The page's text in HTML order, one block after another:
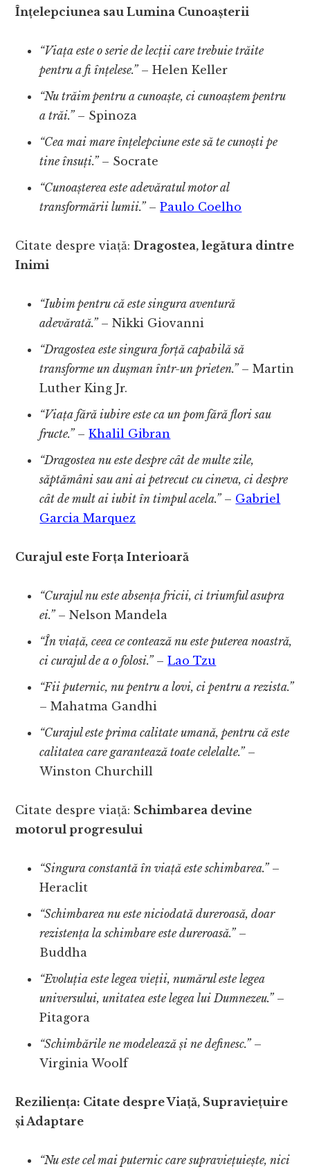
Înțelepciunea sau Lumina Cunoașterii
“Viața este o serie de lecții care trebuie trăite
pentru a fi înțelese.”– Helen Keller
“Nu trăim pentru a cunoaște, ci cunoaștem pentru
a trăi.”– Spinoza
“Cea mai mare înțelepciune este să te cunoști pe
tine însuți.”– Socrate
“Cunoașterea este adevăratul motor al
transformării lumii.”–Paulo Coelho
Citate despre viață:Dragostea, legătura dintre
Inimi
“Iubim pentru că este singura aventură
adevărată.”– Nikki Giovanni
“Dragostea este singura forță capabilă să
transforme un dușman într-un prieten.”– Martin
Luther King Jr.
“Viața fără iubire este ca un pom fără flori sau
fructe.”–Khalil Gibran
“Dragostea nu este despre cât de multe zile,
săptămâni sau ani ai petrecut cu cineva, ci despre
cât de mult ai iubit în timpul acela.”– Gabriel
Garcia Marquez
Curajul este Forța Interioară
“Curajul nu este absența fricii, ci triumful asupra
ei.”– Nelson Mandela
“În viață, ceea ce contează nu este puterea noastră,
ci curajul de a o folosi.”–Lao Tzu
“Fii puternic, nu pentru a lovi, ci pentru a rezista.”
– Mahatma Gandhi
“Curajul este prima calitate umană, pentru că este
calitatea care garantează toate celelalte.”–
Winston Churchill
Citate despre viață: Schimbarea devine
motorul progresului
“Singura constantă în viață este schimbarea.”–
Heraclit
“Schimbarea nu este niciodată dureroasă, doar
rezistența la schimbare este dureroasă.”–
Buddha
“Evoluția este legea vieții, numărul este legea
universului, unitatea este legea lui Dumnezeu.”–
Pitagora
“Schimbările ne modelează și ne definesc.”–
Virginia Woolf
Reziliența: Citate despre Viață, Supraviețuire
și Adaptare
“Nu este cel mai puternic care supraviețuiește, nici